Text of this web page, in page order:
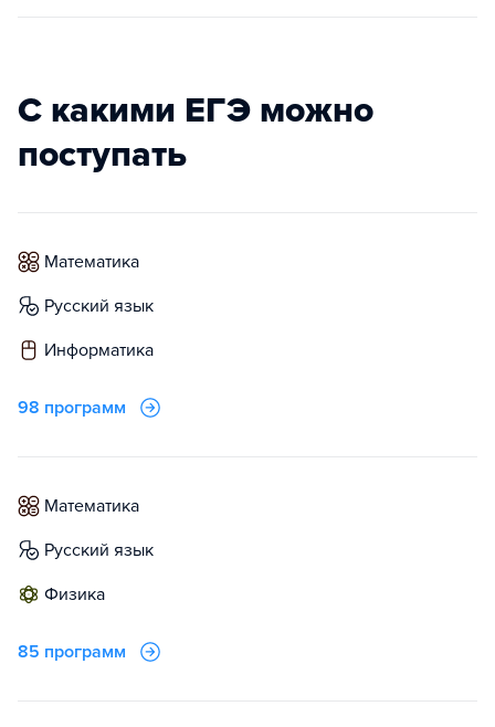
С какими ЕГЭ можно
поступать
математика
русский язык
информатика
98 программ
математика
русский язык
физика
85 программ